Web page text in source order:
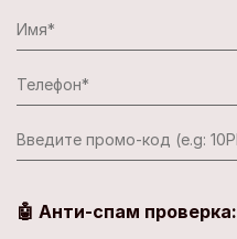
🤖 Анти-спам проверка: